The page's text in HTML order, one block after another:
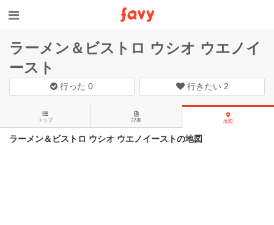
ラーメン＆ビストロ ウシオ ウエノイ
ースト
行った0 行きたい 2
トップ 記事 地図
ラーメン＆ビストロ ウシオ ウエノイーストの地図